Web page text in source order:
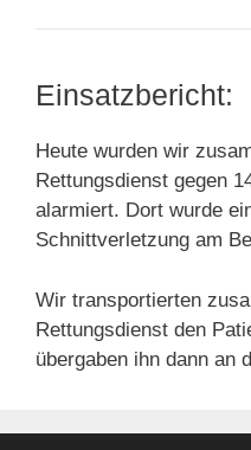
Einsatzbericht:
Heute wurden wir
Rettungsdienst gegen
alarmiert. Dort wurde
Schnittverletzung am
Wir transportierten
Rettungsdienst den
übergaben ihn dann an